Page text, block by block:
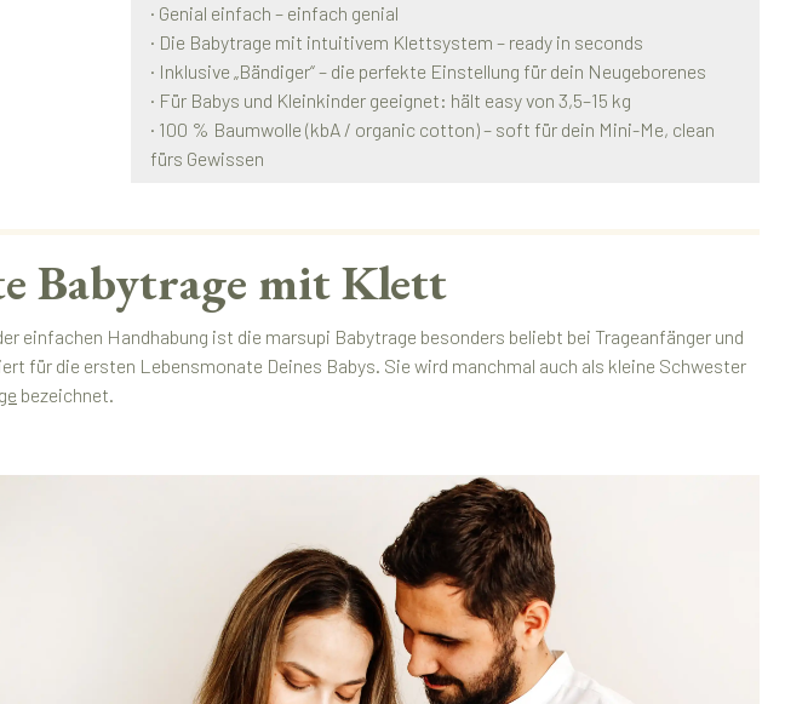
· Genial einfach – einfach genial
· Die Babytrage mit intuitivem Klettsystem – ready in seconds
· Inklusive „Bändiger“ – die perfekte Einstellung für dein Neugeborenes
· Für Babys und Kleinkinder geeignet: hält easy von 3,5–15 kg
· 100 % Baumwolle (kbA / organic cotton) – soft für dein Mini-Me, clean
fürs Gewissen
Babytrage mit Klett
einfachen Handhabung ist die marsupi Babytrage besonders beliebt bei Trageanfänger und
für die ersten Lebensmonate Deines Babys. Sie wird manchmal auch als kleine Schwester
bezeichnet.